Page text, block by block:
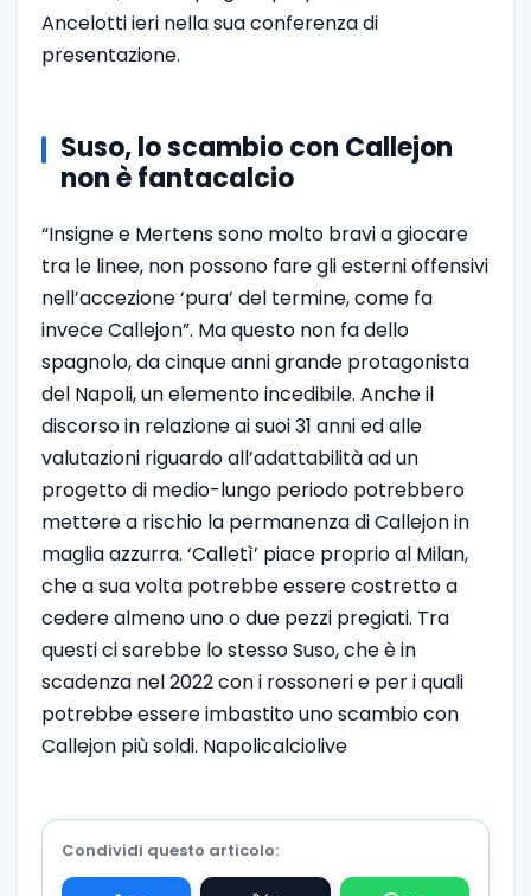
Ancelotti ieri nella sua conferenza di
presentazione.
Suso, lo scambio con Callejon
non è fantacalcio
“Insigne e Mertens sono molto bravi a giocare
tra le linee, non possono fare gli esterni offensivi
nell’accezione ‘pura’ del termine, come fa
invece Callejon”. Ma questo non fa dello
spagnolo, da cinque anni grande protagonista
del Napoli, un elemento incedibile. Anche il
discorso in relazione ai suoi 31 anni ed alle
valutazioni riguardo all’adattabilità ad un
progetto di medio-lungo periodo potrebbero
mettere a rischio la permanenza di Callejon in
maglia azzurra. ‘Calletì’ piace proprio al Milan,
che a sua volta potrebbe essere costretto a
cedere almeno uno o due pezzi pregiati. Tra
questi ci sarebbe lo stesso Suso, che è in
scadenza nel 2022 con i rossoneri e per i quali
potrebbe essere imbastito uno scambio con
Callejon più soldi. Napolicalciolive
Condividi questo articolo: